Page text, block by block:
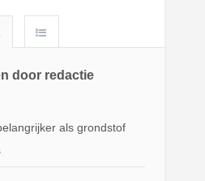
door redactie
als grondstof